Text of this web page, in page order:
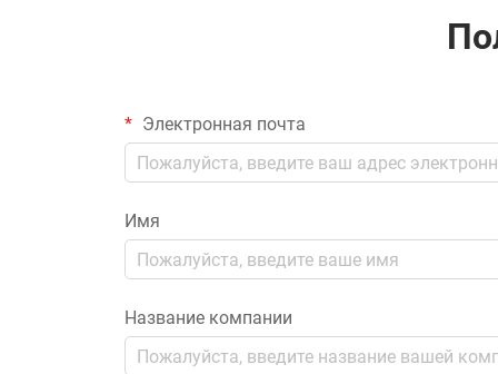
Электронная почта
Имя
Название компании